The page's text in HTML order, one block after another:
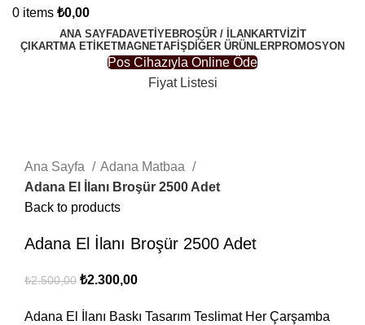
0 items ₺0,00
ANA SAYFADAVETIYEBROŞÜR / İLANKARTVIZIT
ÇIKARTMA ETIKETMAGNETAFIŞDIĞER ÜRÜNLERPROMOSYON
Pos Cihazıyla Online Öde
Fiyat Listesi
Ana Sayfa
Adana Matbaa
Adana El İlanı Broşür 2500 Adet
Back to products
Adana El İlanı Broşür 2500 Adet
₺2.500,00 ₺2.300,00
Adana El İlanı Baskı Tasarım Teslimat Her Çarşamba